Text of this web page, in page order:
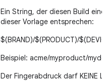
Ein String, der diesen Build
dieser Vorlage entsprechen:
$(BRAND)/$(PRODUCT)/
Beispiel: acme/myproduct/
Der Fingerabdruck darf KEINE